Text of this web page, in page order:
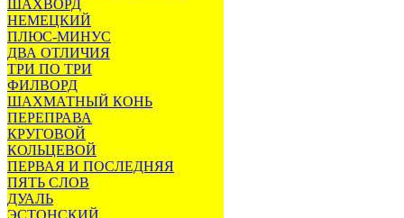
ШАХВОРД
НЕМЕЦКИЙ
ПЛЮС-МИНУС
ДВА ОТЛИЧИЯ
ТРИ ПО ТРИ
ФИЛВОРД
ШАХМАТНЫЙ КОНЬ
ПЕРЕПРАВА
КРУГОВОЙ
КОЛЬЦЕВОЙ
ПЕРВАЯ И ПОСЛЕДНЯЯ
ПЯТЬ СЛОВ
ДУАЛЬ
ЭСТОНСКИЙ